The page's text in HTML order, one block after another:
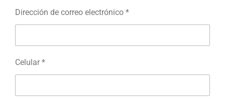
Dirección de correo electrónico *
Celular *